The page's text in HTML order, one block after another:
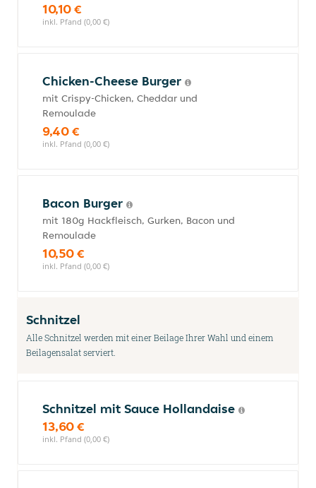
10,10 €
inkl. Pfand (0,00 €)
Chicken-Cheese Burger
mit Crispy-Chicken, Cheddar und
Remoulade
9,40 €
inkl. Pfand (0,00 €)
Bacon Burger
mit 180g Hackfleisch, Gurken, Bacon und
Remoulade
10,50 €
inkl. Pfand (0,00 €)
Schnitzel
Alle Schnitzel werden mit einer Beilage Ihrer Wahl und einem
Beilagensalat serviert.
Schnitzel mit Sauce Hollandaise
13,60 €
inkl. Pfand (0,00 €)